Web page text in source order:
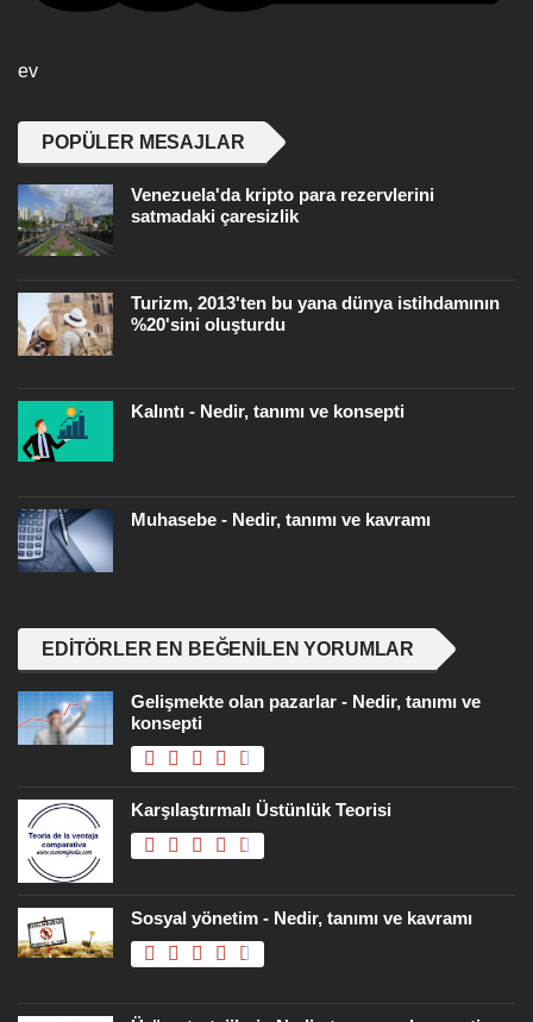
ev
POPÜLER MESAJLAR
Venezuela'da kripto para rezervlerini
satmadaki çaresizlik
Turizm, 2013'ten bu yana dünya istihdamının
%20'sini oluşturdu
Kalıntı - Nedir, tanımı ve konsepti
Muhasebe - Nedir, tanımı ve kavramı
EDITÖRLER EN BEĞENILEN YORUMLAR
Gelişmekte olan pazarlar - Nedir, tanımı ve
konsepti
Karşılaştırmalı Üstünlük Teorisi
Sosyal yönetim - Nedir, tanımı ve kavramı